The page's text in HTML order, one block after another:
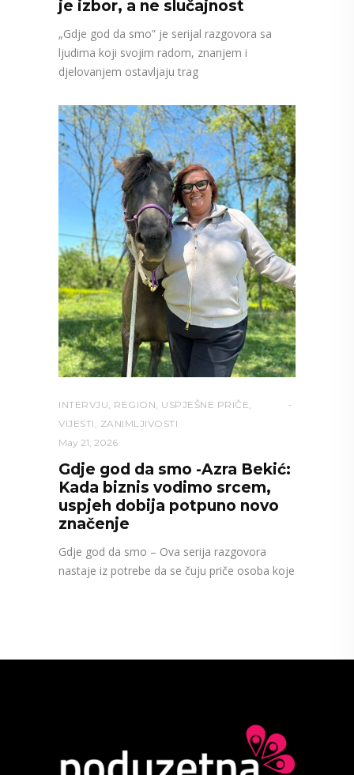
je izbor, a ne slučajnost
„Gdje god da smo” je serijal razgovora sa
ljudima koji svojim radom, znanjem i
djelovanjem ostavljaju trag
INTERVJU REGION USPJEŠNE PRIČE
VIJESTI
ZANIMLJIVOSTI
May 21, 2026
Gdje god da smo -Azra Bekić:
Kada biznis vodimo srcem,
uspjeh dobija potpuno novo
značenje
Gdje god da smo – Ova serija razgovora
nastaje iz potrebe da se čuju priče osoba koje